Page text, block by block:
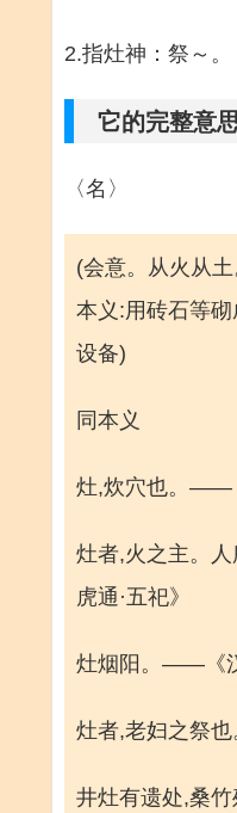
2.指灶神：祭～。
它的完整意
〈名〉
(会意。从火从土
本义:用砖石等
设备)
同本义
灶,炊穴也。——
灶者,火之主。
虎通·五祀》
灶烟阳。——《汉
灶者,老妇之祭
井灶有遗处,桑